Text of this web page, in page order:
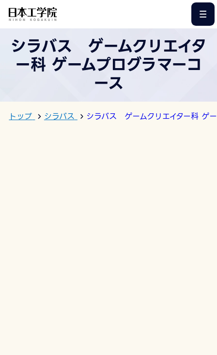
シラバス ゲームクリエイタ
ー科 ゲームプログラマーコ
ース
トップ シラバス シラバス ゲームクリエイター科 ゲ